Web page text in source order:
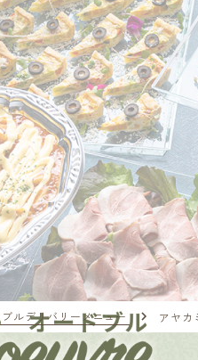
ルデリバリーメニュー アヤカ